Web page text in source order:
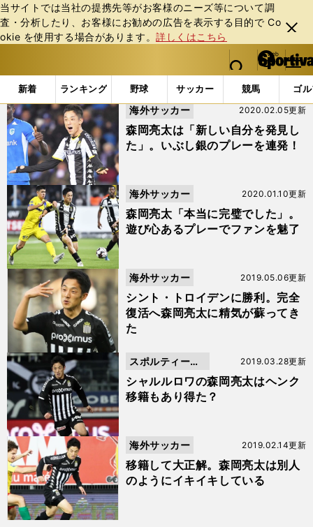
当サイトでは当社の提携先等がお客様のニーズ等について調
査・分析したり、お客様にお勧めの広告を表⽰する⽬的で Co
okie を使⽤する場合があります。詳しくはこちら
閉じ
る
web Sportiva (webスポルティーバ)
検索
マイペ
ー
ジ
メニュ
新着 ランキング 野球 サッカー 競馬 ゴ
b
ス
ポ
ル
テ
ィ
ー
バ
「#シャルルロワ」の最新ニュース・ 情報
森岡亮太は「新しい自分を発見し
た」。いぶし銀のプレーを連発！
2020.02.05更新
海外サッカー
森岡亮太「本当に完璧でした」。
遊び心あるプレーでファンを魅了
2020.01.10更新
海外サッカー
シント・トロイデンに勝利。完全
復活へ森岡亮太に精気が蘇ってき
た
2019.05.06更新
海外サッカー
シャルルロワの森岡亮太はヘンク
移籍もあり得た？
2019.03.28更新
スポルティーバ
動画
移籍して大正解。森岡亮太は別人
のようにイキイキしている
2019.02.14更新
海外サッカー